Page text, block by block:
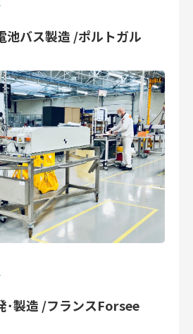
池バス製造 /ポルトガル
･製造 /フランスForsee